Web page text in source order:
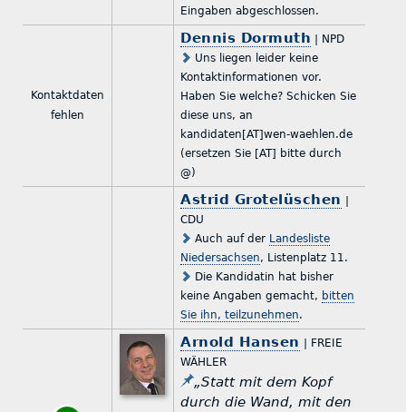
Eingaben abgeschlossen.
Kontaktdaten
fehlen
Dennis Dormuth | NPD
Uns liegen leider keine
Kontaktinformationen vor.
Haben Sie welche? Schicken Sie
diese uns, an
kandidaten[AT]wen-waehlen.de
(ersetzen Sie [AT] bitte durch
@)
Astrid Grotelüschen |
CDU
Auch auf der Landesliste
Niedersachsen, Listenplatz 11.
Die Kandidatin hat bisher
keine Angaben gemacht, bitten
Sie ihn, teilzunehmen.
Arnold Hansen | FREIE
WÄHLER
„Statt mit dem Kopf
durch die Wand, mit den